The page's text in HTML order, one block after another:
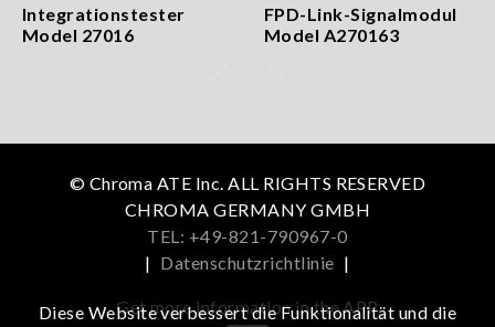
Integrationstester
Model 27016
FPD-Link-Signalmodul
Model A270163
© Chroma ATE Inc. ALL RIGHTS RESERVED
CHROMA GERMANY GMBH
TEL: +49-821-790967-0
| Datenschutzrichtlinie |
Get more information in the APP
Diese Website verbessert die Funktionalität und die